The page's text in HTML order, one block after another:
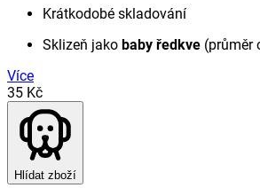
Krátkodobé skladování
Sklizeň jako baby ředkve (průměr
Více
35 Kč
Hlídat zboží